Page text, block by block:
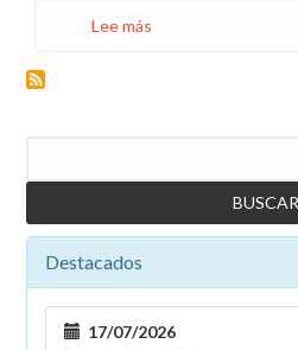
Lee más
en
Destacados
17/07/2026